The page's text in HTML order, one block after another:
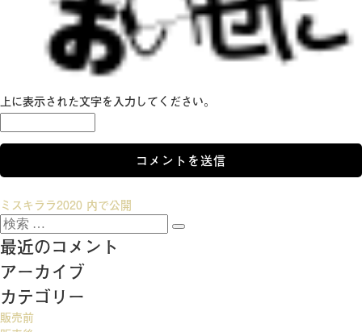
上に表示された文字を入力してください。
投
稿
ナ
ビ
ゲ
ミスキララ2020 内で公開
検
索:
検
最近のコメント
アーカイブ
カテゴリー
販売前